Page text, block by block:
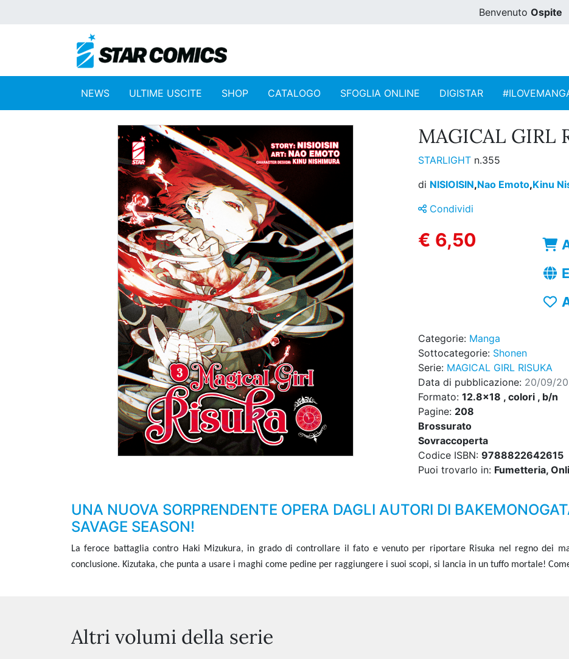
Benvenuto Ospite
NEWS ULTIME USCITE SHOP CATALOGO SFOGLIA ONLINE DIGISTAR
MAGICAL GIRL
STARLIGHT n.355
di NISIOISIN,Nao Emoto,Kinu
Condividi
€ 6,50
Categorie: Manga
Sottocategorie: Shonen
Serie: MAGICAL GIRL RISUKA
Data di pubblicazione: 20/09/
Formato: 12.8x18 , colori , b/n
Pagine: 208
Brossurato
Sovraccoperta
Codice ISBN: 9788822642615
Puoi trovarlo in: Fumetteria,
UNA NUOVA SORPRENDENTE OPERA DAGLI AUTORI DI
SAVAGE SEASON!
La feroce battaglia contro Haki Mizukura, in grado di controllare il fato e venuto per riportare Risuka nel regno dei
conclusione. Kizutaka, che punta a usare i maghi come pedine per raggiungere i suoi scopi, si lancia in un tuffo mortale!
Altri volumi della serie